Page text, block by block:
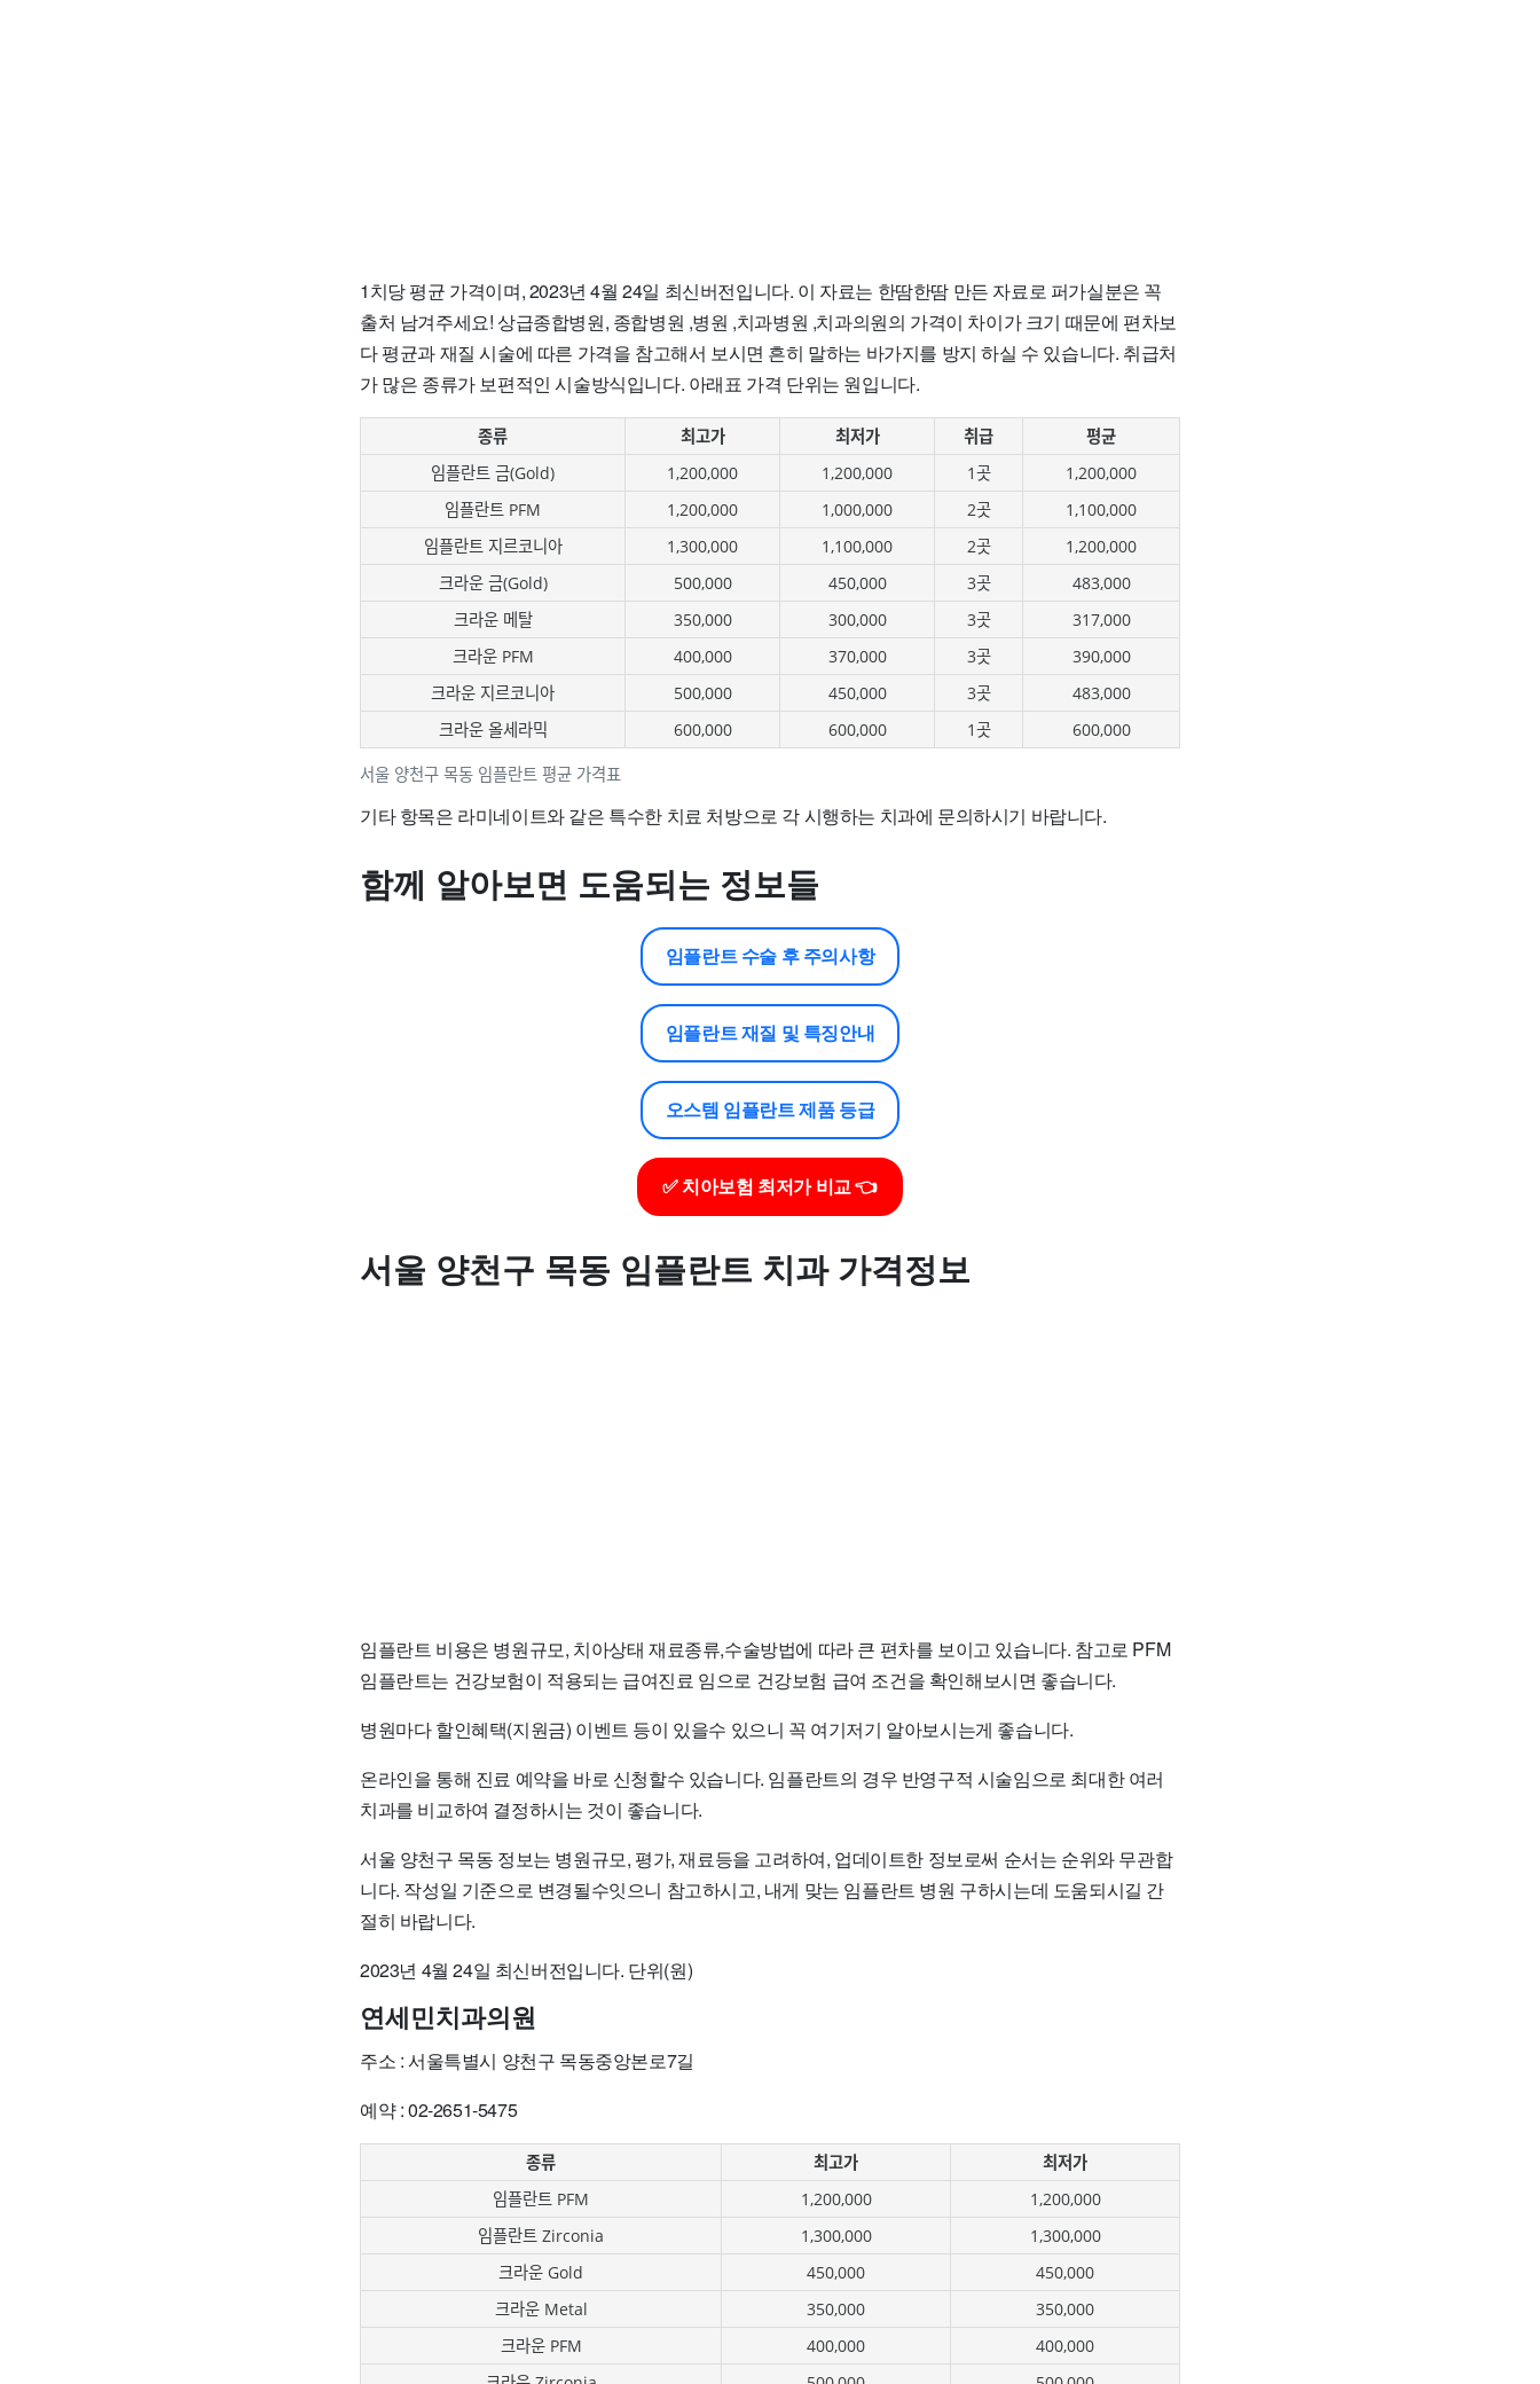
1치당 평균 가격이며, 2023년 4월 24일 최신버전입니다. 이 자료는 한땀한땀 만든 자료로 퍼가실분은 꼭
출처 남겨주세요! 상급종합병원, 종합병원 ,병원 ,치과병원 ,치과의원의 가격이 차이가 크기 때문에 편차보
다 평균과 재질 시술에 따른 가격을 참고해서 보시면 흔히 말하는 바가지를 방지 하실 수 있습니다. 취급처
가 많은 종류가 보편적인 시술방식입니다. 아래표 가격 단위는 원입니다.
서울 양천구 목동 임플란트 평균 가격표
종류 최고가 최저가 취급
평균
임플란트 금(Gold)
1,200,000 1,200,000 1곳
1,200,000
임플란트 PFM
1,200,000 1,000,000 2곳
1,100,000
임플란트 지르코니아
1,300,000 1,100,000 2곳
1,200,000
크라운 금(Gold)
500,000 450,000 3곳
483,000
크라운 메탈
350,000 300,000 3곳
317,000
크라운 PFM
400,000 370,000 3곳
390,000
크라운 지르코니아
500,000 450,000 3곳
483,000
크라운 올세라믹
600,000 600,000 1곳 600,000
기타 항목은 라미네이트와 같은 특수한 치료 처방으로 각 시행하는 치과에 문의하시기 바랍니다.
함께 알아보면 도움되는 정보들
임플란트 수술 후 주의사항
임플란트 재질 및 특징안내
오스템 임플란트 제품 등급
✅ 치아보험 최저가 비교 👈
서울 양천구 목동 임플란트 치과 가격정보
임플란트 비용은 병원규모, 치아상태 재료종류,수술방법에 따라 큰 편차를 보이고 있습니다. 참고로 PFM
임플란트는 건강보험이 적용되는 급여진료 임으로 건강보험 급여 조건을 확인해보시면 좋습니다.
병원마다 할인혜택(지원금) 이벤트 등이 있을수 있으니 꼭 여기저기 알아보시는게 좋습니다.
온라인을 통해 진료 예약을 바로 신청할수 있습니다. 임플란트의 경우 반영구적 시술임으로 최대한 여러
치과를 비교하여 결정하시는 것이 좋습니다.
서울 양천구 목동 정보는 병원규모, 평가, 재료등을 고려하여, 업데이트한 정보로써 순서는 순위와 무관합
니다. 작성일 기준으로 변경될수잇으니 참고하시고, 내게 맞는 임플란트 병원 구하시는데 도움되시길 간
절히 바랍니다.
2023년 4월 24일 최신버전입니다. 단위(원)
연세민치과의원
주소 : 서울특별시 양천구 목동중앙본로7길
예약 : 02-2651-5475
종류 최고가
최저가
임플란트 PFM
1,200,000
1,200,000
임플란트 Zirconia
1,300,000
1,300,000
크라운 Gold
450,000
450,000
크라운 Metal
350,000
350,000
크라운 PFM
400,000
400,000